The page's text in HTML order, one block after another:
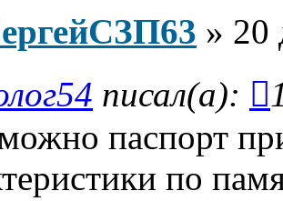
» 20
писал(а):
паспорт
по